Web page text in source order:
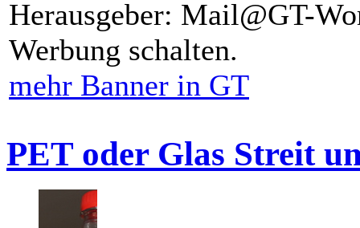
Herausgeber: Mail@GT-
Werbung schalten.
mehr Banner in GT
PET oder Glas Streit